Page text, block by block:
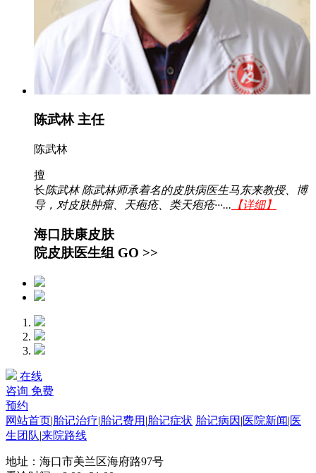
陈武林 主任
陈武林
擅
长陈武林 陈武林师承着名的皮肤病医生马东来教授、博
导，对皮肤肿瘤、天疱疮、类天疱疮···... 【详细】
海口肤康皮肤
院皮肤医生组 GO >>
在线
咨询 免费
预约
网站首页|胎记治疗|胎记费用 |胎记症状 胎记病因 |医院新闻|医
生团队|来院路线
地址：海口市美兰区海府路97号